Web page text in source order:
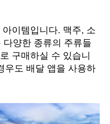
이템입니다. 맥주, 소
양한 종류의 주류들
구매하실 수 있습니
우도 배달 앱을 사용하